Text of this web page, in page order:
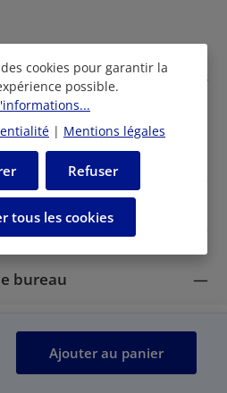
: Entrez la quantité
Ajouter au panier
en ligne une large
pour de nombreux métiers
personellement!
notre shop d'usine
bureau
AG
Protection des donnéesFAQ
cookies pour garantir la
possible.
| Mentions légales
Refuser
tous les cookies